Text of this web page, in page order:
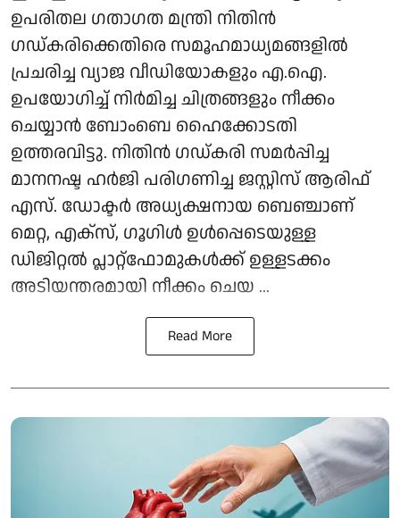
ഉപരിതല ഗതാഗത മന്ത്രി നിതിൻ
ഗഡ്കരിക്കെതിരെ സമൂഹമാധ്യമങ്ങളിൽ
പ്രചരിച്ച വ്യാജ വീഡിയോകളും എ.ഐ.
ഉപയോഗിച്ച് നിർമിച്ച ചിത്രങ്ങളും നീക്കം
ചെയ്യാൻ ബോംബെ ഹൈക്കോടതി
ഉത്തരവിട്ടു. നിതിൻ ഗഡ്കരി സമർപ്പിച്ച
മാനനഷ്ട ഹർജി പരിഗണിച്ച ജസ്റ്റിസ് ആരിഫ്
എസ്. ഡോക്ടർ അധ്യക്ഷനായ ബെഞ്ചാണ്
മെറ്റ, എക്സ്, ഗൂഗിൾ ഉൾപ്പെടെയുള്ള
ഡിജിറ്റൽ പ്ലാറ്റ്ഫോമുകൾക്ക് ഉള്ളടക്കം
അടിയന്തരമായി നീക്കം ചെയ ...
Read More